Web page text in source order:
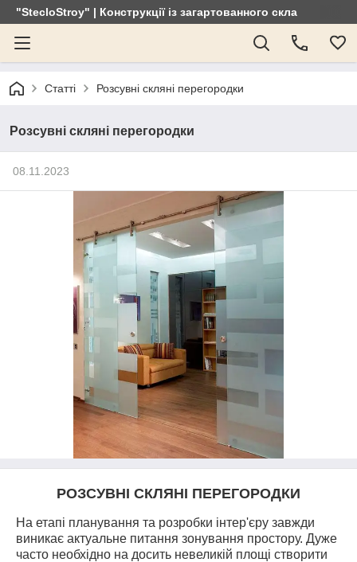
"StecloStroy" | Конструкції із загартованного скла
Статті Розсувні скляні перегородки
Розсувні скляні перегородки
08.11.2023
РОЗСУВНІ СКЛЯНІ ПЕРЕГОРОДКИ
На етапі планування та розробки інтер'єру завжди
виникає актуальне питання зонування простору. Дуже
часто необхідно на досить невеликій площі створити